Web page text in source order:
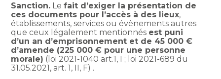
Sanction. Lefait d’exiger la présentation de
ces documents pour l’accès à des lieux,
établissements, services ou évènements autres
que ceux légalement mentionnés est puni
d’un an d’emprisonnement et de 45 000 €
d’amende (225 000 € pour une personne
morale) (loi 2021-1040 art.1, I ; loi 2021-689 du
31.05.2021, art. 1, II, F) .